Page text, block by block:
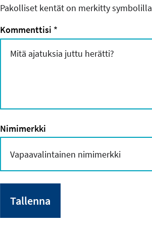
Pakolliset kentät on merkitty symbolilla
Kommenttisi *
Nimimerkki